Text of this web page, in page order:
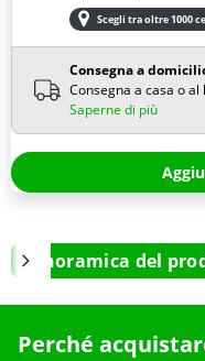
Scegli tra oltre 1000
Consegna a
Consegna a casa o al
Saperne di più
Panoramica del
Perché